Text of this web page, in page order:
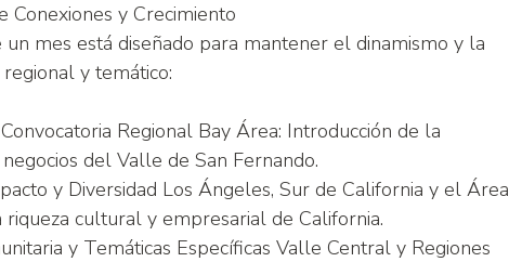
Conexiones y Crecimiento
mes está diseñado para mantener el dinamismo y la
y temático:
Regional Bay Área: Introducción de la
del Valle de San Fernando.
y Diversidad Los Ángeles, Sur de California y el Área
riqueza cultural y empresarial de California.
y Temáticas Específicas Valle Central y Regiones